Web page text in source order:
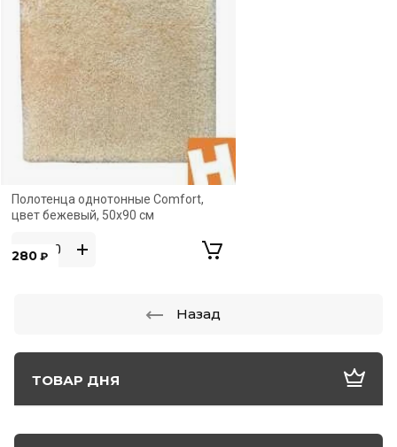
ТОВАР ДНЯ
Полотенца однотонные Comfort,
цвет бежевый, 50x90 см
280 ₽
Назад